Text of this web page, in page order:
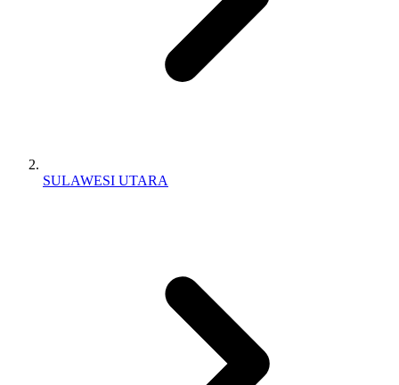
SULAWESI UTARA